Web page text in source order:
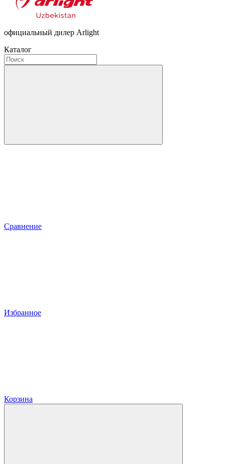
официальный дилер Arlight
Каталог
Сравнение
Избранное
Корзина